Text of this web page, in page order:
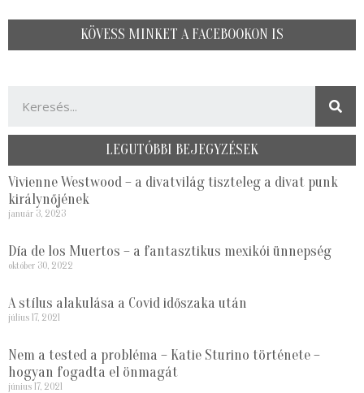
KÖVESS MINKET A FACEBOOKON IS
LEGUTÓBBI BEJEGYZÉSEK
Vivienne Westwood – a divatvilág tiszteleg a divat punk
királynőjének
január 3, 2023
Día de los Muertos – a fantasztikus mexikói ünnepség
október 30, 2022
A stílus alakulása a Covid időszaka után
július 17, 2021
Nem a tested a probléma – Katie Sturino története –
hogyan fogadta el önmagát
június 17, 2021